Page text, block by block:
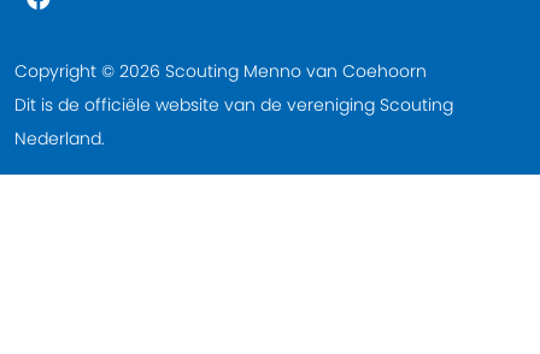
Copyright © 2026 Scouting Menno van Coehoorn
Dit is de officiële website van de vereniging Scouting
Nederland.